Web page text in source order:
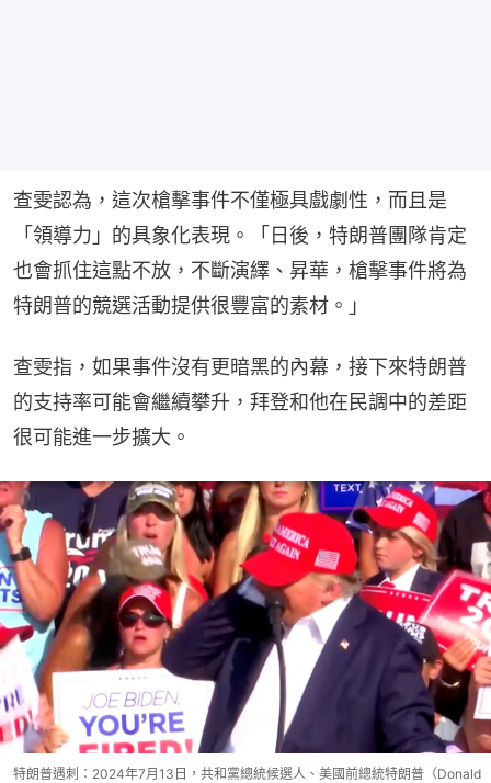
查雯認為，這次槍擊事件不僅極具戲劇性，而且是
「領導力」的具象化表現。「日後，特朗普團隊肯定
也會抓住這點不放，不斷演繹、昇華，槍擊事件將為
特朗普的競選活動提供很豐富的素材。」
查雯指，如果事件沒有更暗黑的內幕，接下來特朗普
的支持率可能會繼續攀升，拜登和他在民調中的差距
很可能進一步擴大。
特朗普遇刺：2024年7月13日，共和黨總統候選人、美國前總統特朗普（Donald